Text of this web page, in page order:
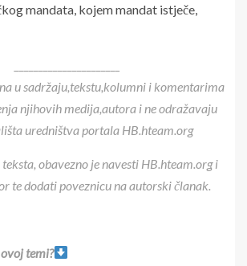
mandata, kojem mandat istječe,
u sadržaju,tekstu,kolumni i komentarima
njihovih medija,autora i ne odražavaju
uredništva portala HB.hteam.org
obavezno je navesti HB.hteam.org i
te dodati poveznicu na autorski članak.
temi?